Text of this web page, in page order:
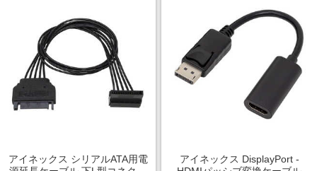
アイネックス シリアルATA用電
アイネックス DisplayPort -